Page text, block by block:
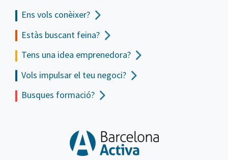
Ens vols conèixer?
Estàs buscant feina?
Tens una idea emprenedora?
Vols impulsar el teu negoci?
Busques formació?